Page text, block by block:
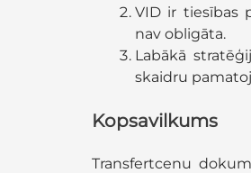
VID ir tiesības
nav obligāta.
Labākā
skaidru
Kopsavilkums
Transfertcenu